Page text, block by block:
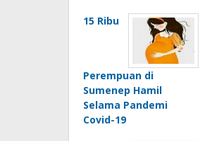
15 Ribu
Perempuan di
Sumenep Hamil
Selama Pandemi
Covid-19